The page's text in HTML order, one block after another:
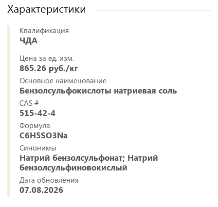
Характеристики
Квалификация
ЧДА
Цена за ед. изм.
865.26 руб./кг
Основное наименование
Бензолсульфокислоты натриевая соль
CAS #
515-42-4
Формула
C6H5SO3Na
Синонимы
Натрий бензолсульфонат; Натрий
бензолсульфиновокислый
Дата обновления
07.08.2026